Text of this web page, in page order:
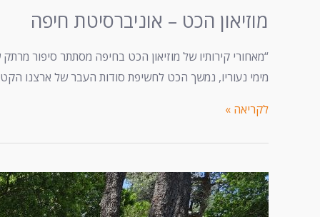
מוזיאון הכט – אוניברסיטת חיפה
“מאחורי קירותיו של מוזיאון הכט בחיפה מסתתר סיפור
מימי נעוריו, נמשך הכט לחשיפת סודות העבר של ארצנו
לקריאה »